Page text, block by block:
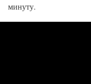
минуту.